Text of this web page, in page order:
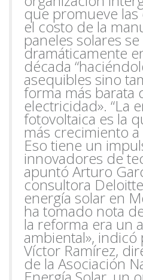
que promueve las
el costo de la
paneles solares
dramáticamente
década
asequibles sino
forma más barata
electricidad». “La
fotovoltaica es la
más crecimiento a
Eso tiene un
innovadores de
apuntó Arturo
consultora
energía solar en
ha tomado nota
la reforma era un
ambiental»,
Víctor Ramírez,
de la Asociación